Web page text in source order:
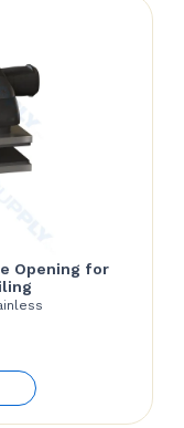
Opening for
$130.92